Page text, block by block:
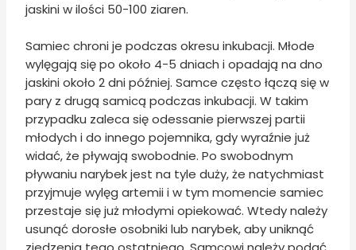
jaskini w ilości 50-100 ziaren.
Samiec chroni je podczas okresu inkubacji. Młode
wylęgają się po około 4-5 dniach i opadają na dno
jaskini około 2 dni później. Samce często łączą się w
pary z drugą samicą podczas inkubacji. W takim
przypadku zaleca się odessanie pierwszej partii
młodych i do innego pojemnika, gdy wyraźnie już
widać, że pływają swobodnie. Po swobodnym
pływaniu narybek jest na tyle duży, że natychmiast
przyjmuje wylęg artemii i w tym momencie samiec
przestaje się już młodymi opiekować. Wtedy należy
usunąć dorosłe osobniki lub narybek, aby uniknąć